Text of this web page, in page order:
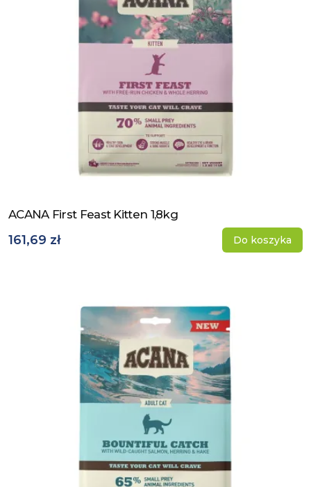
Zobacz produkt
ACANA First Feast Kitten 1,8kg
161,69 zł Do koszyka